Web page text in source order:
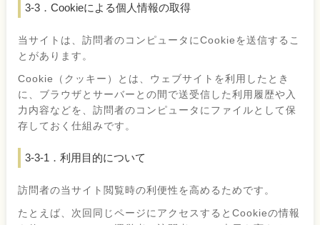
3-3．Cookieによる個人情報の取得
当サイトは、訪問者のコンピュータにCookieを送信するこ
とがあります。
Cookie（クッキー）とは、ウェブサイトを利用したとき
に、ブラウザとサーバーとの間で送受信した利用履歴や入
力内容などを、訪問者のコンピュータにファイルとして保
存しておく仕組みです。
3-3-1．利用目的について
訪問者の当サイト閲覧時の利便性を高めるためです。
たとえば、次回同じページにアクセスするとCookieの情報